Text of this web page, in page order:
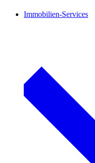
Immobilien-Services